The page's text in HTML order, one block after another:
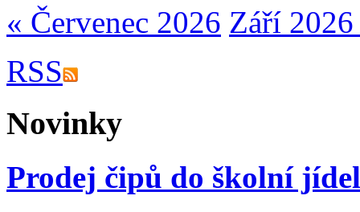
« Červenec 2026 Září
RSS
Novinky
Prodej čipů do školní